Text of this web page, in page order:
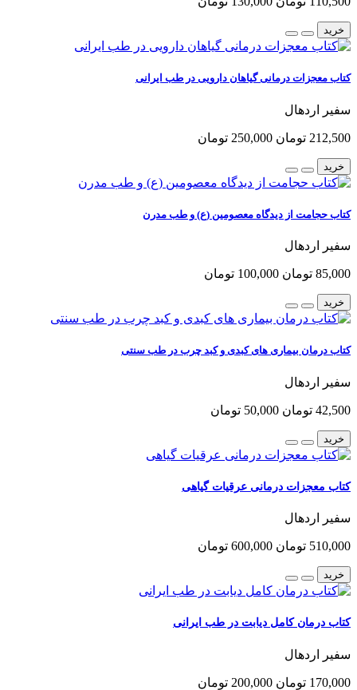
خرید
کتاب معجزات درمانی گیاهان دارویی در طب ایرانی
سفیر اردهال
212,500 تومان 250,000 تومان
خرید
کتاب حجامت از دیدگاه معصومین (ع) و طب مدرن
سفیر اردهال
85,000 تومان 100,000 تومان
خرید
کتاب درمان بیماری های کبدی و کبد چرب در طب سنتی
سفیر اردهال
42,500 تومان 50,000 تومان
خرید
کتاب معجزات درمانی عرقیات گیاهی
سفیر اردهال
510,000 تومان 600,000 تومان
خرید
کتاب درمان کامل دیابت در طب ایرانی
سفیر اردهال
170,000 تومان 200,000 تومان